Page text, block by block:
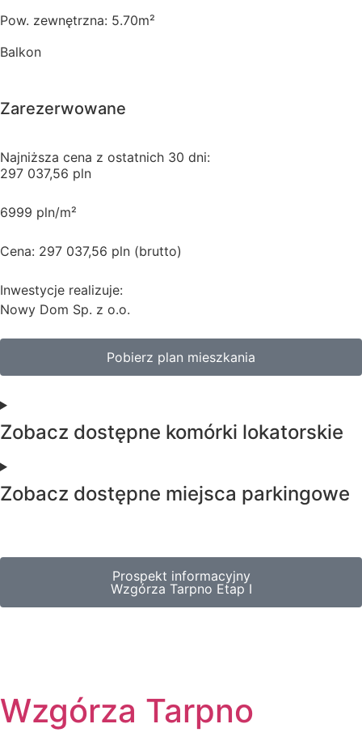
Pow. zewnętrzna: 5.70m²
Balkon
Zarezerwowane
Najniższa cena z ostatnich 30 dni:
297 037,56 pln
6999 pln/m²
Cena: 297 037,56 pln (brutto)
Inwestycje realizuje:
Nowy Dom Sp. z o.o.
Pobierz plan mieszkania
Zobacz dostępne komórki lokatorskie
Zobacz dostępne miejsca parkingowe
Prospekt informacyjny
Wzgórza Tarpno Etap I
Wzgórza Tarpno